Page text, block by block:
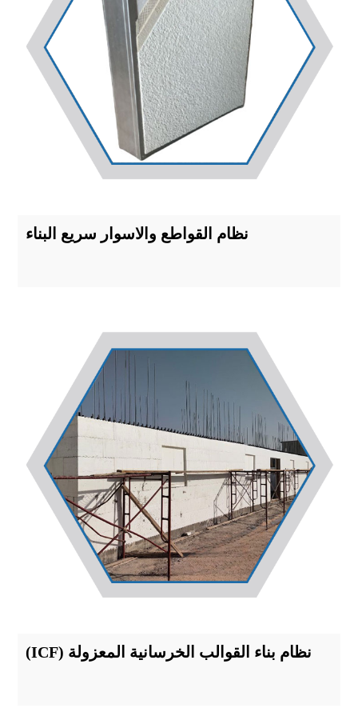
نظام القواطع والاسوار سريع البناء
نظام بناء القوالب الخرسانية المعزولة (ICF)